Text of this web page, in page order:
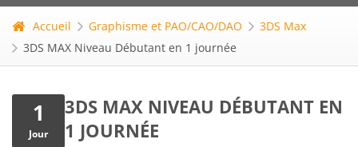
Accueil Graphisme et PAO/CAO/DAO
3DS Max
3DS MAX Niveau Débutant en 1 journée
1
Jour
3DS MAX NIVEAU DÉBUTANT EN
1 JOURNÉE